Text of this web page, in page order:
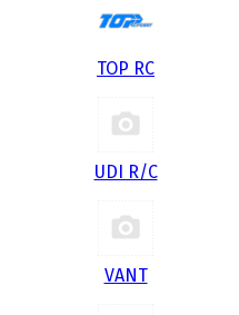
TOP RC
UDI R/С
VANT